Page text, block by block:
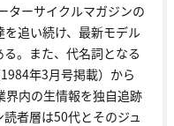
ターサイクルマガジンの
追い続け、最新モデル
。また、代名詞となる
年3月号掲載）から
界内の生情報を独自追跡
者層は50代とそのジュ